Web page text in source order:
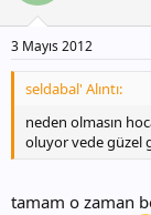
3 Mayıs 2012
seldabal' Alıntı:
neden olmasın
oluyor vede güzel
tamam o zaman